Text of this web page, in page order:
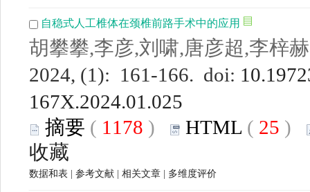
自稳式人工椎体在颈椎前路手术中的应用
胡攀攀,李彦,刘啸,唐彦超,李梓
2024, (1): 161-166. doi:
167X.2024.01.025
摘要 ( 1178 ) HTML ( 25 )
收藏
数据和表 参考文献 相关文章 多维度评价